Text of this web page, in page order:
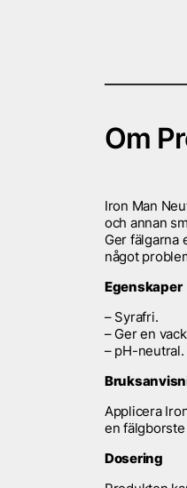
Om
Iron Man
och annan
Ger fälgarna
något
Egenskaper
– Syrafri.
– Ger en
– pH-neutral.
Applicera
en
Dosering